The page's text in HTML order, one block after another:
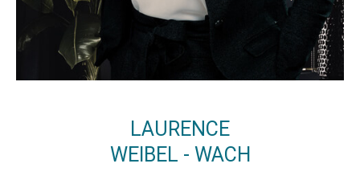
LAURENCE
WEIBEL - WACH